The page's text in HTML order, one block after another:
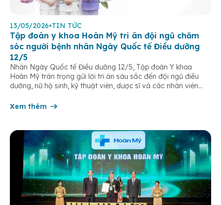
13/05/2026•TIN TỨC
Tập đoàn y khoa Hoàn Mỹ tri ân đội ngũ chăm
sóc người bệnh nhân Ngày Quốc tế Điều dưỡng
12/5
Nhân Ngày Quốc tế Điều dưỡng 12/5, Tập đoàn Y khoa
Hoàn Mỹ trân trọng gửi lời tri ân sâu sắc đến đội ngũ điều
dưỡng, nữ hộ sinh, kỹ thuật viên, dược sĩ và các nhân viên
âm thầm đồng hành trên […]
Xem thêm